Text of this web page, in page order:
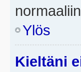
Ylös
Kieltäni